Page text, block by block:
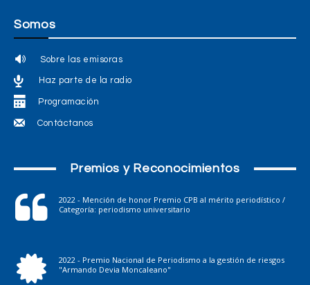
Somos
Sobre las emisoras
Haz parte de la radio
Programación
Contáctanos
Premios y Reconocimientos
2022 - Mención de honor Premio CPB al mérito periodístico /
Categoría: periodismo universitario
2022 - Premio Nacional de Periodismo a la gestión de riesgos
"Armando Devia Moncaleano"